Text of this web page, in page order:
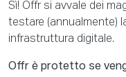
Sì! Offr si avvale dei
testare (annualmente)
infrastruttura digitale.
Offr è protetto se